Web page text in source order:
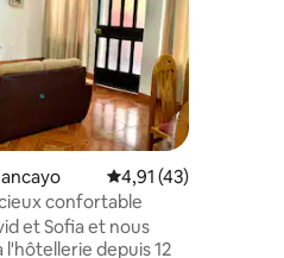
Note moyenne de
4,91 (43)
confortable
et Sofia et nous
l'hôtellerie depuis 12